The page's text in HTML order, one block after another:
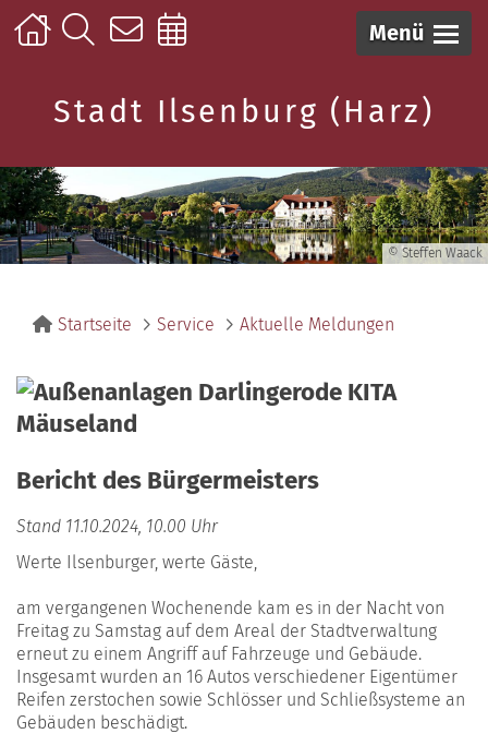
Menü
Stadt Ilsenburg (Harz)
© Steffen Waack
Startseite Service Aktuelle Meldungen
Bericht des Bürgermeisters
Stand 11.10.2024, 10.00 Uhr
Werte Ilsenburger, werte Gäste,
am vergangenen Wochenende kam es in der Nacht von
Freitag zu Samstag auf dem Areal der Stadtverwaltung
erneut zu einem Angriff auf Fahrzeuge und Gebäude.
Insgesamt wurden an 16 Autos verschiedener Eigentümer
Reifen zerstochen sowie Schlösser und Schließsysteme an
Gebäuden beschädigt.